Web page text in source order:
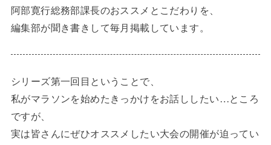
阿部寛行総務部課長のおススメとこだわりを、
編集部が聞き書きして毎月掲載しています。
シリーズ第一回目ということで、
私がマラソンを始めたきっかけをお話ししたい…ところ
ですが、
実は皆さんにぜひオススメしたい大会の開催が迫ってい